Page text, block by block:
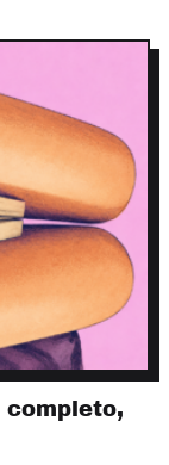
completo,